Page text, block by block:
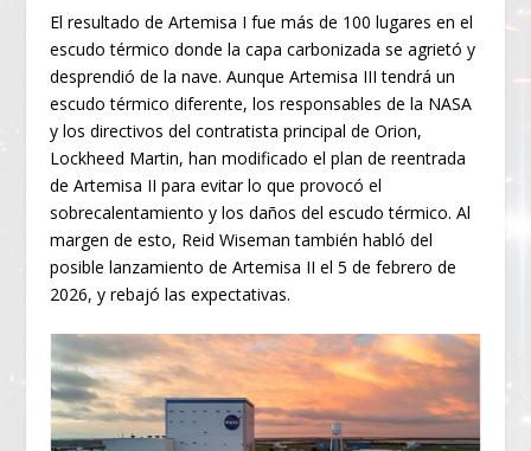
El resultado de Artemisa I fue más de 100 lugares en el
escudo térmico donde la capa carbonizada se agrietó y
desprendió de la nave. Aunque Artemisa III tendrá un
escudo térmico diferente, los responsables de la NASA
y los directivos del contratista principal de Orion,
Lockheed Martin, han modificado el plan de reentrada
de Artemisa II para evitar lo que provocó el
sobrecalentamiento y los daños del escudo térmico. Al
margen de esto, Reid Wiseman también habló del
posible lanzamiento de Artemisa II el 5 de febrero de
2026, y rebajó las expectativas.